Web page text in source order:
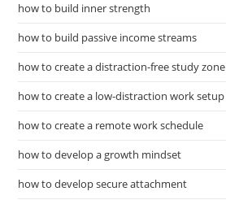
how to build inner strength
how to build passive income streams
how to create a distraction-free study zone
how to create a low-distraction work setup
how to create a remote work schedule
how to develop a growth mindset
how to develop secure attachment